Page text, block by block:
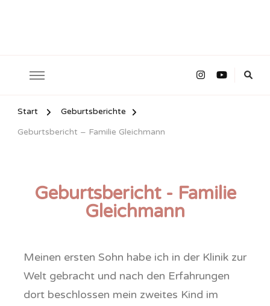
Start
Geburtsberichte
Geburtsbericht – Familie Gleichmann
Geburtsbericht - Familie
Gleichmann
Meinen ersten Sohn habe ich in der Klinik zur
Welt gebracht und nach den Erfahrungen
dort beschlossen mein zweites Kind im